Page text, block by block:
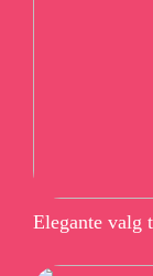
Elegante